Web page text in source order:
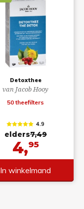
Detoxthee
van Jacob Hooy
50 theefilters
4.9
elders7,49
4,95
In winkelmand